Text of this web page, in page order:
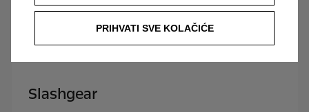
Otkrijte više
Slashgear
PRIHVATI SVE KOLAČIĆE